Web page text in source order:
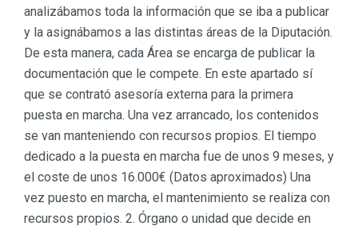
analizábamos toda la información que se iba a publicar
y la asignábamos a las distintas áreas de la Diputación.
De esta manera, cada Área se encarga de publicar la
documentación que le compete. En este apartado sí
que se contrató asesoría externa para la primera
puesta en marcha. Una vez arrancado, los contenidos
se van manteniendo con recursos propios. El tiempo
dedicado a la puesta en marcha fue de unos 9 meses, y
el coste de unos 16.000€ (Datos aproximados) Una
vez puesto en marcha, el mantenimiento se realiza con
recursos propios. 2. Órgano o unidad que decide en